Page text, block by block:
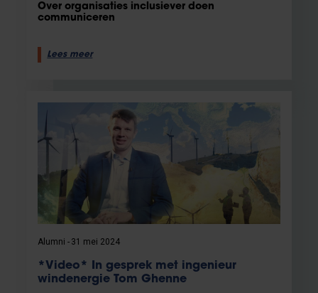
Over organisaties inclusiever doen
communiceren
Lees meer
Alumni 31 mei 2024
*Video* In gesprek met ingenieur
windenergie Tom Ghenne